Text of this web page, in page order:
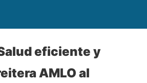
eficiente y
AMLO al